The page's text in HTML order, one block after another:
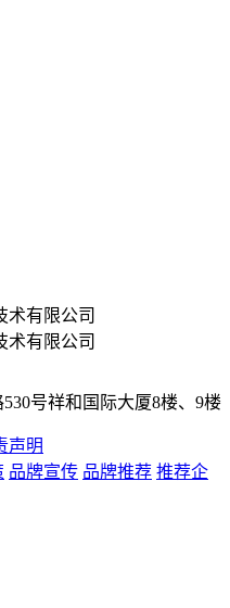
术有限公司
术有限公司
号祥和国际大厦8楼、9楼
声明
品牌宣传 品牌推荐 推荐企